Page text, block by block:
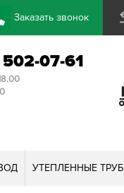
Заказать звонок
07-61
УТЕПЛЕННЫЕ